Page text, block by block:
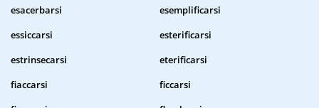
esacerbarsi
esemplificarsi
essiccarsi
esterificarsi
estrinsecarsi
eterificarsi
fiaccarsi
ficcarsi